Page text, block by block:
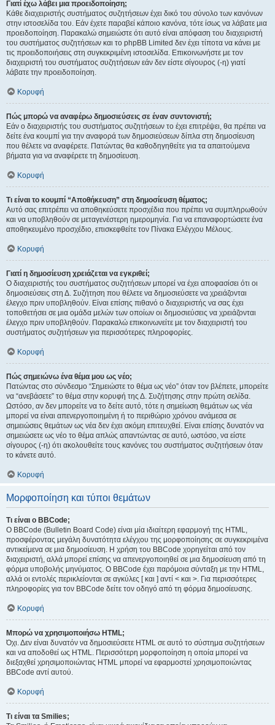
Γιατί έχω λάβει μια προειδοποίηση;
Κάθε διαχειριστής συστήματος συζητήσεων έχει δικό του σύνολο των κανόνων
στην ιστοσελίδα του. Εάν έχετε παραβεί κάποιο κανόνα, τότε ίσως να λάβατε μια
προειδοποίηση. Παρακαλώ σημειώστε ότι αυτό είναι απόφαση του διαχειριστή
του συστήματος συζητήσεων και το phpBB Limited δεν έχει τίποτα να κάνει με
τις προειδοποιήσεις στη συγκεκριμένη ιστοσελίδα. Επικοινωνήστε με τον
διαχειριστή του συστήματος συζητήσεων εάν δεν είστε σίγουρος (-η) γιατί
λάβατε την προειδοποίηση.
Κορυφή
Πώς μπορώ να αναφέρω δημοσιεύσεις σε έναν συντονιστή;
Εάν ο διαχειριστής του συστήματος συζητήσεων το έχει επιτρέψει, θα πρέπει να
δείτε ένα κουμπί για την αναφορά των δημοσιεύσεων δίπλα στη δημοσίευση
που θέλετε να αναφέρετε. Πατώντας θα καθοδηγηθείτε για τα απαιτούμενα
βήματα για να αναφέρετε τη δημοσίευση.
Κορυφή
Τι είναι το κουμπί “Αποθήκευση” στη δημοσίευση θέματος;
Αυτό σας επιτρέπει να αποθηκεύσετε προσχέδια που πρέπει να συμπληρωθούν
και να υποβληθούν σε μεταγενέστερη ημερομηνία. Για να επαναφορτώσετε ένα
αποθηκευμένο προσχέδιο, επισκεφθείτε τον Πίνακα Ελέγχου Μέλους.
Κορυφή
Γιατί η δημοσίευση χρειάζεται να εγκριθεί;
Ο διαχειριστής του συστήματος συζητήσεων μπορεί να έχει αποφασίσει ότι οι
δημοσιεύσεις στη Δ. Συζήτηση που θέλετε να δημοσιεύσετε να χρειάζονται
έλεγχο πριν υποβληθούν. Είναι επίσης πιθανό ο διαχειριστής να σας έχει
τοποθετήσει σε μια ομάδα μελών των οποίων οι δημοσιεύσεις να χρειάζονται
έλεγχο πριν υποβληθούν. Παρακαλώ επικοινωνείτε με τον διαχειριστή του
συστήματος συζητήσεων για περισσότερες πληροφορίες.
Κορυφή
Πώς σημειώνω ένα θέμα μου ως νέο;
Πατώντας στο σύνδεσμο “Σημειώστε το θέμα ως νέο” όταν τον βλέπετε, μπορείτε
να “ανεβάσετε” το θέμα στην κορυφή της Δ. Συζήτησης στην πρώτη σελίδα.
Ωστόσο, αν δεν μπορείτε να το δείτε αυτό, τότε η σημείωση θεμάτων ως νέα
μπορεί να είναι απενεργοποιημένη ή το περιθώριο χρόνου ανάμεσα σε
σημειώσεις θεμάτων ως νέα δεν έχει ακόμη επιτευχθεί. Είναι επίσης δυνατόν να
σημειώσετε ως νέο το θέμα απλώς απαντώντας σε αυτό, ωστόσο, να είστε
σίγουρος (-η) ότι ακολουθείτε τους κανόνες του συστήματος συζητήσεων όταν
το κάνετε αυτό.
Κορυφή
Μορφοποίηση και τύποι θεμάτων
Τι είναι ο BBCode;
Ο BBCode (Bulletin Board Code) είναι μία ιδιαίτερη εφαρμογή της HTML,
προσφέροντας μεγάλη δυνατότητα ελέγχου της μορφοποίησης σε συγκεκριμένα
αντικείμενα σε μια δημοσίευση. Η χρήση του BBCode χορηγείται από τον
διαχειριστή, αλλά μπορεί επίσης να απενεργοποιηθεί σε μια δημοσίευση από τη
φόρμα υποβολής μηνύματος. Ο BBCode έχει παρόμοια σύνταξη με την HTML,
αλλά οι εντολές περικλείονται σε αγκύλες [ και ] αντί < και >. Για περισσότερες
πληροφορίες για τον BBCode δείτε τον οδηγό από τη φόρμα δημοσίευσης.
Κορυφή
Μπορώ να χρησιμοποιήσω HTML;
Όχι. Δεν είναι δυνατόν να δημοσιεύσετε HTML σε αυτό το σύστημα συζητήσεων
και να αποδοθεί ως HTML. Περισσότερη μορφοποίηση η οποία μπορεί να
διεξαχθεί χρησιμοποιώντας HTML μπορεί να εφαρμοστεί χρησιμοποιώντας
BBCode αντί αυτού.
Κορυφή
Τι είναι τα Smilies;